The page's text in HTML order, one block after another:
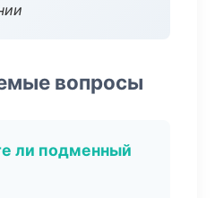
вопросы
ли подменный